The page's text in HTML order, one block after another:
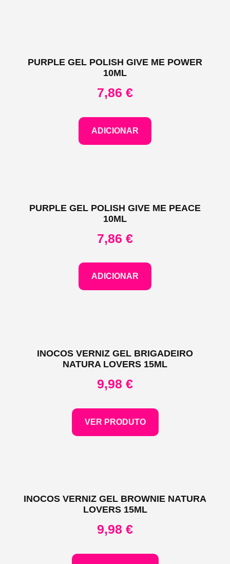
PURPLE GEL POLISH GIVE ME POWER
10ML
7,86 €
ADICIONAR
PURPLE GEL POLISH GIVE ME PEACE
10ML
7,86 €
ADICIONAR
INOCOS VERNIZ GEL BRIGADEIRO
NATURA LOVERS 15ML
9,98 €
VER PRODUTO
INOCOS VERNIZ GEL BROWNIE NATURA
LOVERS 15ML
9,98 €